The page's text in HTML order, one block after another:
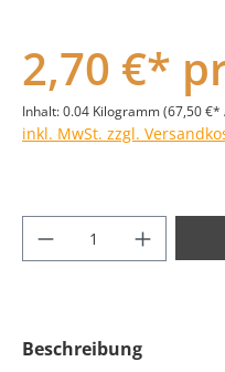
2,70 €*
Inhalt:0.04 Kilogramm(67,50 €*
inkl. MwSt. zzgl.
Produkt
Beschreibung